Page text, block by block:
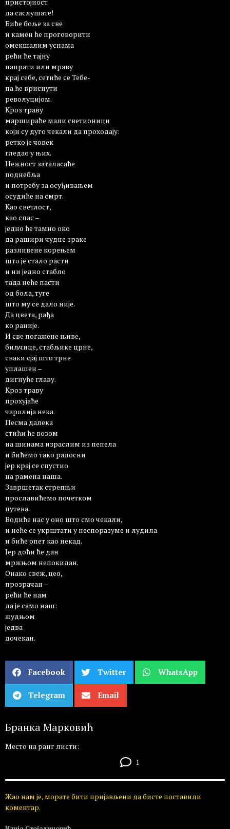
да саслушате!
Биће боље за све
и камен ће проговорити
омекшалим уснама
рећи ће тајну
папрати или мраву
крај себе, сетиће се Тебе-
па ће вриснути
револуцијом.
Кроз траву
маршираће мали светионици
који су дуго чекали да проходају:
ретко је човек
гледао у њих.
Нежност заталасаће
поднебља
и потребу за осуђивањем
осудиће на смрт.
Као светлост,
као спас –
једно ће тамно око
да рашири чудне зраке
разливене корењем
што је стало расти
и ни једно стабло
тада неће пасти
од бола, туге
што му се дало није.
Да цвета, рађа
ко раније.
И све погажене њиве,
биљчице, стабљике црне,
сваки сјај што трне
уплашен –
дигнуће главу.
Кроз траву
прохујаће
чаролија нека.
Песма далека
стићи ће возом
на шинама израслим из пепела
и бићемо тако радосни
јер крај се спустио
на рамена наша.
Завршетак стрепњи
прославићемо почетком
путева.
Водиће нас у оно што смо чекали,
и неће се укрштати у неспоразуме и лудила
и биће опет као некад.
Jер доћи ће дан
мржњом непокидан.
Онако свеж, цео,
прозрачан –
рећи ће нам
да је само наш:
жудњом
једва
дочекан.
Facebook Twitter WhatsApp
Telegram Email
Бранка Марковић
Место на ранг листи:
1
Жао нам је, морате бити пријављени да бисте поставили
коментар.